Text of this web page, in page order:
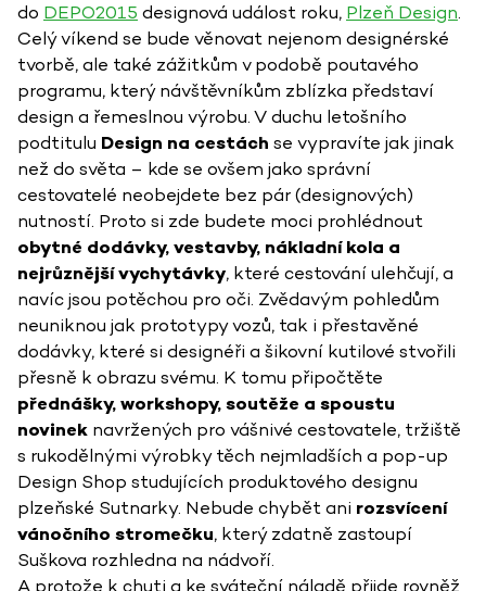
do DEPO2015 designová událost roku, Plzeň Design.
Celý víkend se bude věnovat nejenom designérské
tvorbě, ale také zážitkům v podobě poutavého
programu, který návštěvníkům zblízka představí
design a řemeslnou výrobu. V duchu letošního
podtitulu Design na cestách se vypravíte jak jinak
než do světa – kde se ovšem jako správní
cestovatelé neobejdete bez pár (designových)
nutností. Proto si zde budete moci prohlédnout
obytné dodávky, vestavby, nákladní kola a
nejrůznější vychytávky, které cestování ulehčují, a
navíc jsou potěchou pro oči. Zvědavým pohledům
neuniknou jak prototypy vozů, tak i přestavěné
dodávky, které si designéři a šikovní kutilové stvořili
přesně k obrazu svému. K tomu připočtěte
přednášky, workshopy, soutěže a spoustu
novinek navržených pro vášnivé cestovatele, tržiště
s rukodělnými výrobky těch nejmladších a pop-up
Design Shop studujících produktového designu
plzeňské Sutnarky. Nebude chybět ani rozsvícení
vánočního stromečku, který zdatně zastoupí
Suškova rozhledna na nádvoří.
A protože k chuti a ke sváteční náladě přijde rovněž